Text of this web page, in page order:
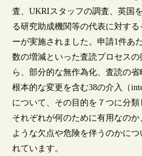
査、UKRIスタッフの調査、英国
る研究助成機関等の代表に対する
ーが実施されました。申請1件あ
数の増減といった査読プロセスの
ら、部分的な無作為化、査読の省
根本的な変更を含む38の介入（
について、その目的を７つに分類
それぞれが何のために有用なのか
ような欠点や危険を伴うのかにつ
れています。